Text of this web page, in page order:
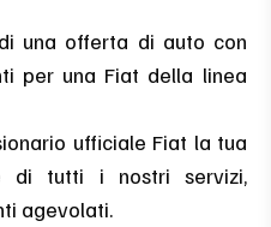
una offerta di auto con
della linea
ufficiale Fiat la tua
di tutti i nostri servizi,
agevolati.